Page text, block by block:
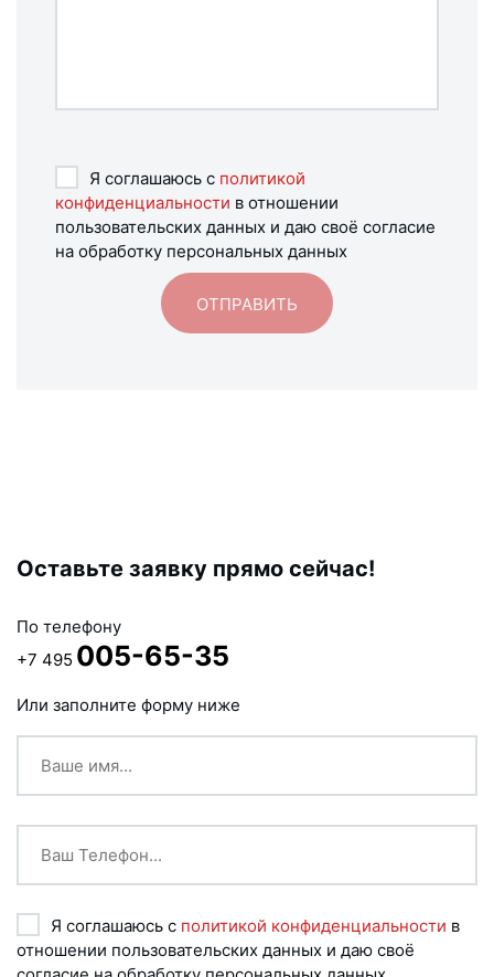
Я соглашаюсь с политикой
конфиденциальности в отношении
пользовательских данных и даю своё согласие
на обработку персональных данных
Оставьте заявку прямо сейчас!
По телефону
+7 495 005-65-35
Или заполните форму ниже
Я соглашаюсь с политикой конфиденциальности в
отношении пользовательских данных и даю своё